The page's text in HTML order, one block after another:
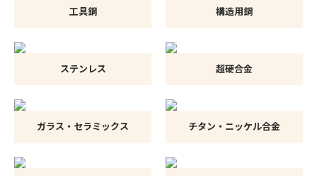
工具鋼 構造用鋼
ステンレス 超硬合金
ガラス・セラミックス チタン・ニッケル合金